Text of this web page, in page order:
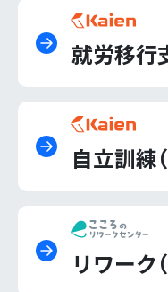
就労移行
自立訓練
リワーク